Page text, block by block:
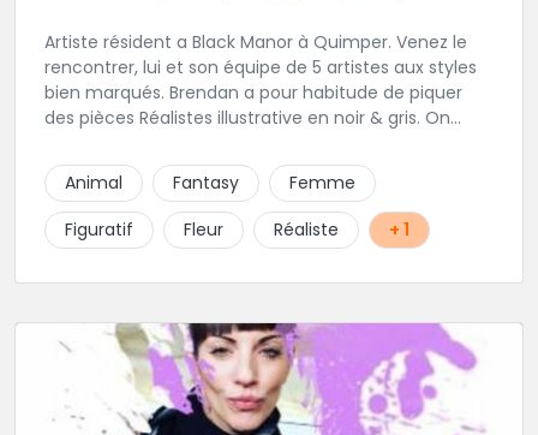
Artiste résident a Black Manor à Quimper. Venez le
rencontrer, lui et son équipe de 5 artistes aux styles
bien marqués. Brendan a pour habitude de piquer
des pièces Réalistes illustrative en noir & gris. On
de votre projet avec lui.
Animal Fantasy
Femme
Figuratif
Fleur Réaliste + 1